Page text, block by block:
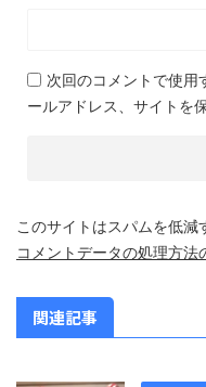
次回のコメントで使用
ールアドレス、サイトを
このサイトはスパムを低減
コメントデータの処理方
関連記事